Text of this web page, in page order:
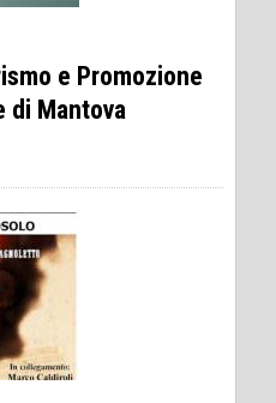
e Promozione
di Mantova